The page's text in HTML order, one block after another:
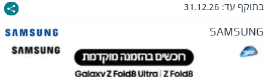
בתוקף עד: 31.12.26
SAMSUNG